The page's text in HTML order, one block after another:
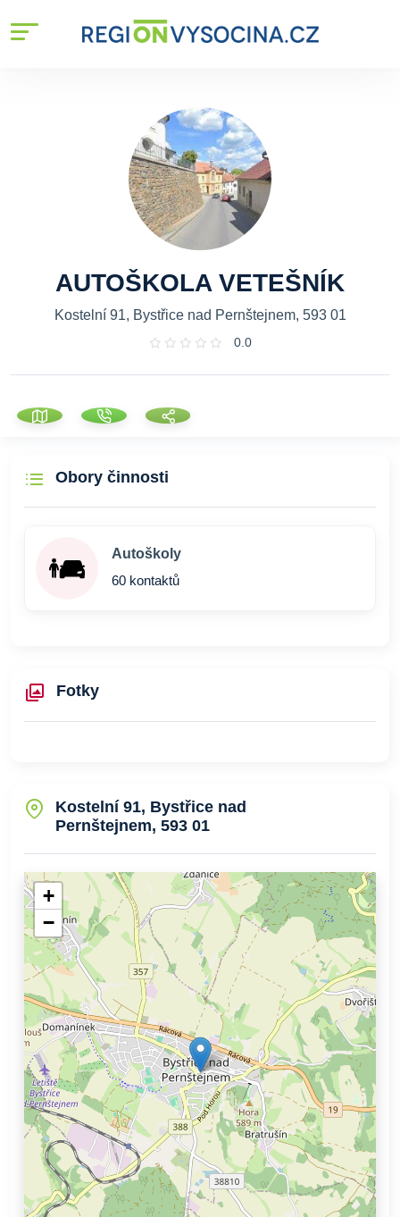
AUTOŠKOLA VETEŠNÍK
Kostelní 91, Bystřice nad Pernštejnem, 593 01
0.0
Obory činnosti
Autoškoly
60 kontaktů
Fotky
Kostelní 91, Bystřice nad
Pernštejnem, 593 01
+
−